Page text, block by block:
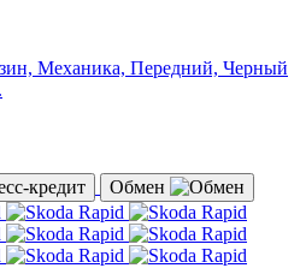
Механика, Передний, Черный
Обмен